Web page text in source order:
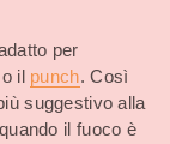
per
il punch. Così
suggestivo alla
il fuoco è